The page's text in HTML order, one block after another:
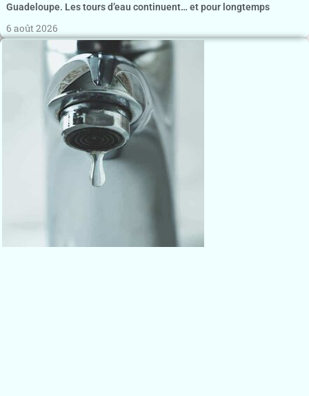
Guadeloupe. Les tours d’eau continuent… et pour longtemps
6 août 2026